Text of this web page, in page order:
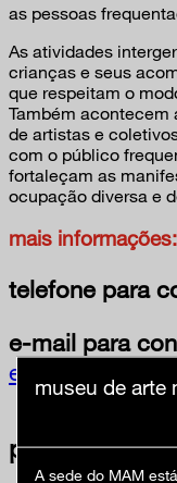
as pessoas
As atividades
crianças e seus
que respeitam o
Também acontecem
de artistas e
com o público
fortaleçam as
ocupação diversa e
mais informações:
telefone para
e-mail para
próximas
museu de arte
A sede do MAM